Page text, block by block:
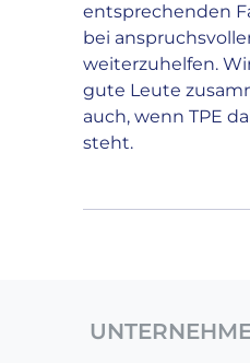
entsprechenden
bei
weiterzuhelfen.
gute Leute
auch, wenn TPE
steht.